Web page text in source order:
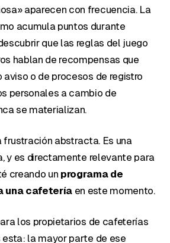
aparecen con frecuencia. La
acumula puntos durante
que las reglas del juego
hablan de recompensas que
aviso o de procesos de registro
personales a cambio de
se materializan.
frustración abstracta. Es una
y es directamente relevante para
creando un programa de
una cafetería en este momento.
los propietarios de cafeterías
la mayor parte de ese